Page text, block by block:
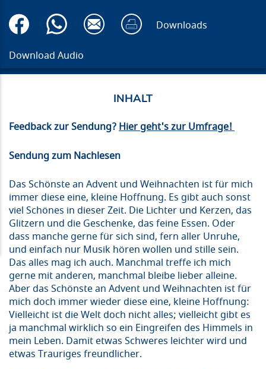
Downloads
Download Audio
Feedback zur Sendung?Hier geht's zur Umfrage!
Sendung zum Nachlesen
Das Schönste an Advent und Weihnachten ist für mich
immer diese eine, kleine Hoffnung. Es gibt auch sonst
viel Schönes in dieser Zeit. Die Lichter und Kerzen, das
Glitzern und die Geschenke, das feine Essen. Oder
dass manche gerne für sich sind, fern aller Unruhe,
und einfach nur Musik hören wollen und stille sein.
Das alles mag ich auch. Manchmal treffe ich mich
gerne mit anderen, manchmal bleibe lieber alleine.
Aber das Schönste an Advent und Weihnachten ist für
mich doch immer wieder diese eine, kleine Hoffnung:
Vielleicht ist die Welt doch nicht alles; vielleicht gibt es
ja manchmal wirklich so ein Eingreifen des Himmels in
mein Leben. Damit etwas Schweres leichter wird und
etwas Trauriges freundlicher.